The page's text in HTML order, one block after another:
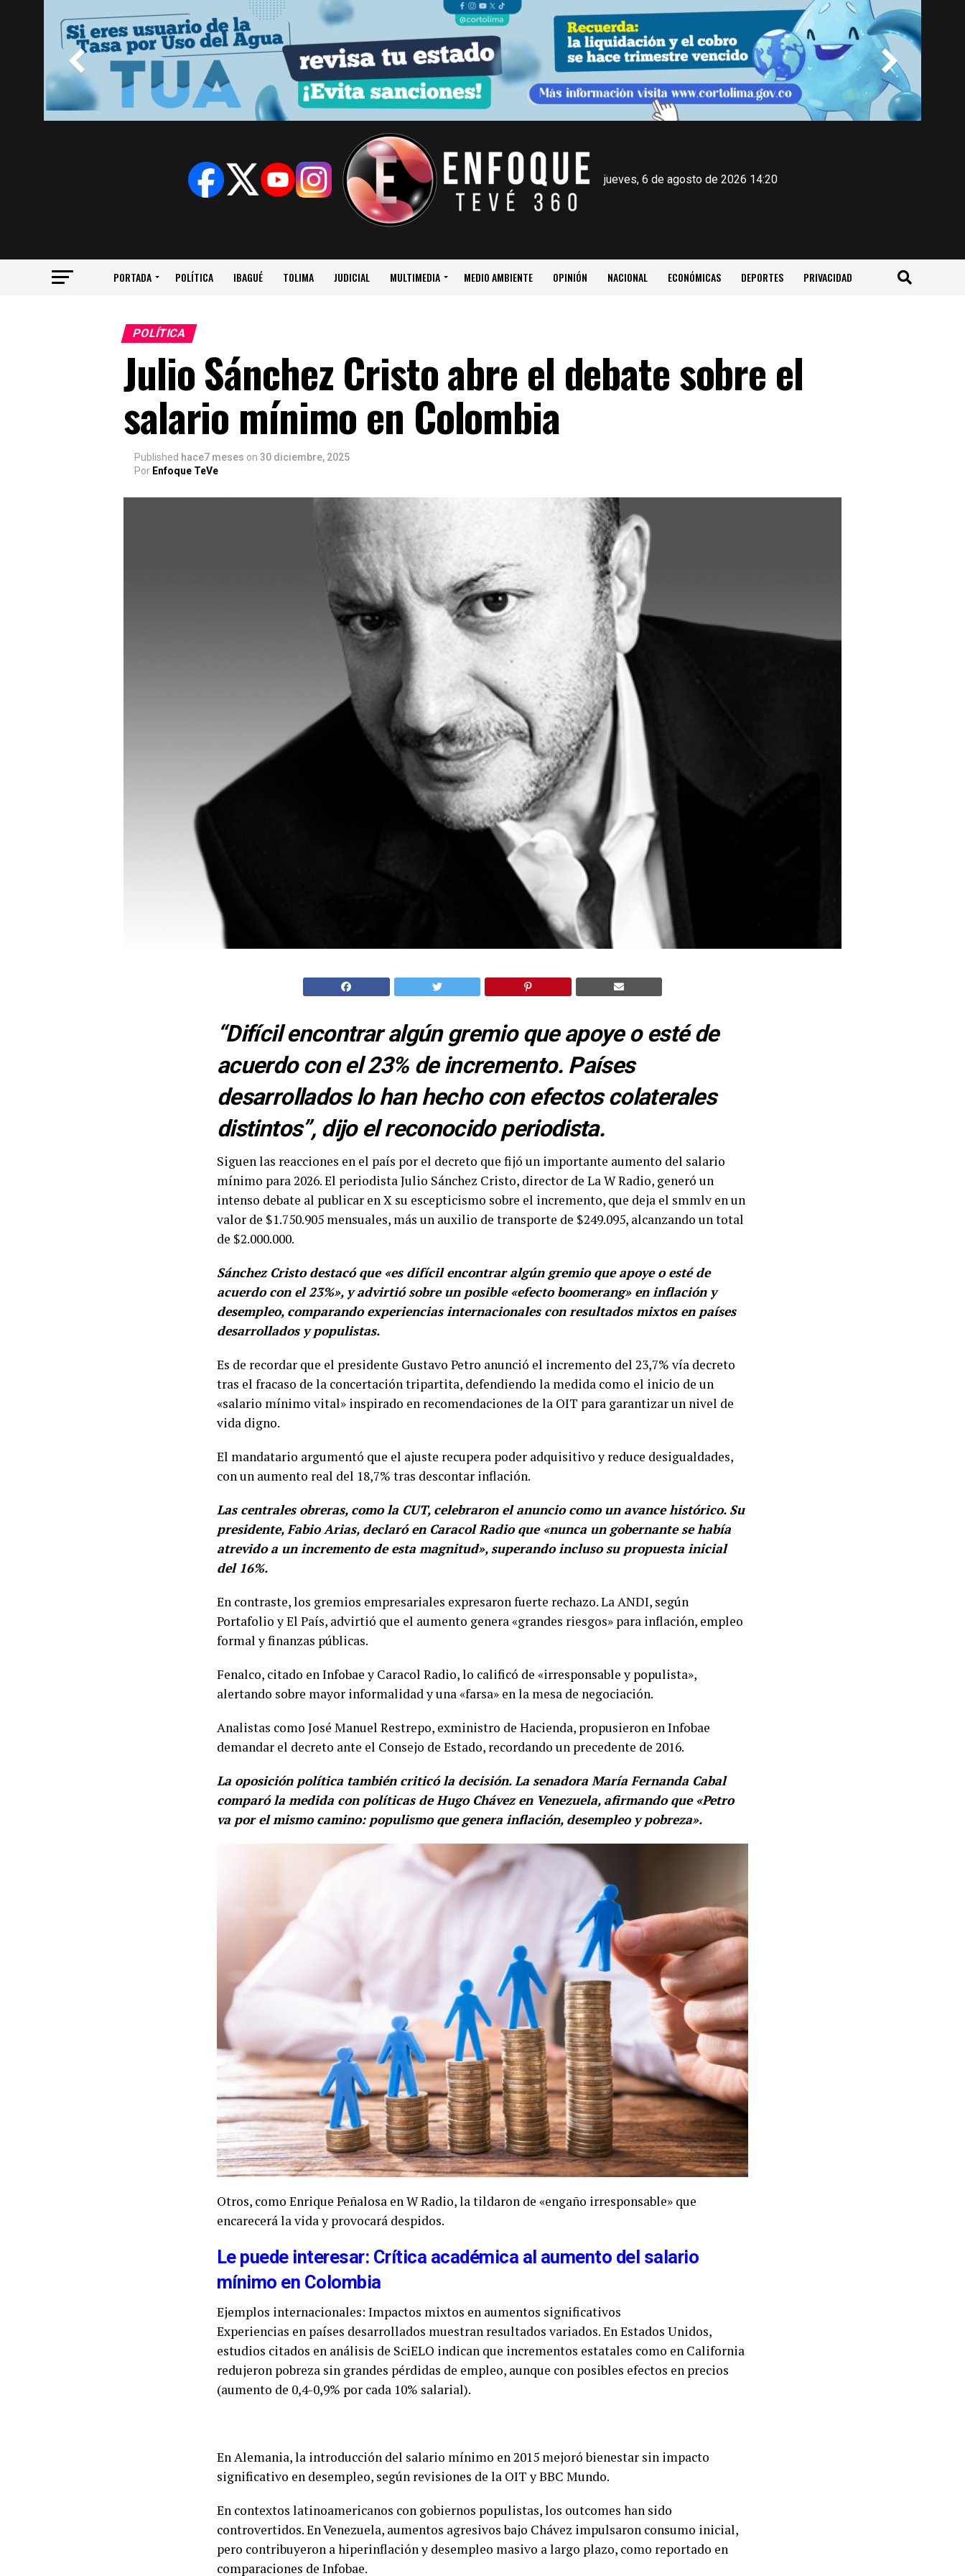
jueves, 6 de agosto de 2026 14:20
PORTADA POLÍTICA IBAGUÉ TOLIMA JUDICIAL MULTIMEDIA MEDIO AMBIENTE OPINIÓN NACIONAL ECONÓMICAS DEPORTES PRIVACIDAD
POLÍTICA
Julio Sánchez Cristo abre el debate sobre el
salario mínimo en Colombia
Published hace7 meses on 30 diciembre, 2025
Por Enfoque TeVe
“Difícil encontrar algún gremio que apoye o esté de
acuerdo con el 23% de incremento. Países
desarrollados lo han hecho con efectos colaterales
distintos”, dijo el reconocido periodista.
Siguen las reacciones en el país por el decreto que fijó un importante aumento del salario
mínimo para 2026. El periodista Julio Sánchez Cristo, director de La W Radio, generó un
intenso debate al publicar en X su escepticismo sobre el incremento, que deja el smmlv en un
valor de $1.750.905 mensuales, más un auxilio de transporte de $249.095, alcanzando un total
de $2.000.000.
Sánchez Cristo destacó que «es difícil encontrar algún gremio que apoye o esté de
acuerdo con el 23%», y advirtió sobre un posible «efecto boomerang» en inflación y
desempleo, comparando experiencias internacionales con resultados mixtos en países
desarrollados y populistas.
Es de recordar que el presidente Gustavo Petro anunció el incremento del 23,7% vía decreto
tras el fracaso de la concertación tripartita, defendiendo la medida como el inicio de un
«salario mínimo vital» inspirado en recomendaciones de la OIT para garantizar un nivel de
vida digno.
El mandatario argumentó que el ajuste recupera poder adquisitivo y reduce desigualdades,
con un aumento real del 18,7% tras descontar inflación.
Las centrales obreras, como la CUT, celebraron el anuncio como un avance histórico. Su
presidente, Fabio Arias, declaró en Caracol Radio que «nunca un gobernante se había
atrevido a un incremento de esta magnitud», superando incluso su propuesta inicial
del 16%.
En contraste, los gremios empresariales expresaron fuerte rechazo. La ANDI, según
Portafolio y El País, advirtió que el aumento genera «grandes riesgos» para inflación, empleo
formal y finanzas públicas.
Fenalco, citado en Infobae y Caracol Radio, lo calificó de «irresponsable y populista»,
alertando sobre mayor informalidad y una «farsa» en la mesa de negociación.
Analistas como José Manuel Restrepo, exministro de Hacienda, propusieron en Infobae
demandar el decreto ante el Consejo de Estado, recordando un precedente de 2016.
La oposición política también criticó la decisión. La senadora María Fernanda Cabal
comparó la medida con políticas de Hugo Chávez en Venezuela, afirmando que «Petro
va por el mismo camino: populismo que genera inflación, desempleo y pobreza».
Otros, como Enrique Peñalosa en W Radio, la tildaron de «engaño irresponsable» que
encarecerá la vida y provocará despidos.
Le puede interesar: Crítica académica al aumento del salario
mínimo en Colombia
Ejemplos internacionales: Impactos mixtos en aumentos significativos
Experiencias en países desarrollados muestran resultados variados. En Estados Unidos,
estudios citados en análisis de SciELO indican que incrementos estatales como en California
redujeron pobreza sin grandes pérdidas de empleo, aunque con posibles efectos en precios
(aumento de 0,4-0,9% por cada 10% salarial).
En Alemania, la introducción del salario mínimo en 2015 mejoró bienestar sin impacto
significativo en desempleo, según revisiones de la OIT y BBC Mundo.
En contextos latinoamericanos con gobiernos populistas, los outcomes han sido
controvertidos. En Venezuela, aumentos agresivos bajo Chávez impulsaron consumo inicial,
pero contribuyeron a hiperinflación y desempleo masivo a largo plazo, como reportado en
comparaciones de Infobae.